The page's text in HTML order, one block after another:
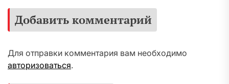
Добавить комментарий
Для отправки комментария вам необходимо
авторизоваться.